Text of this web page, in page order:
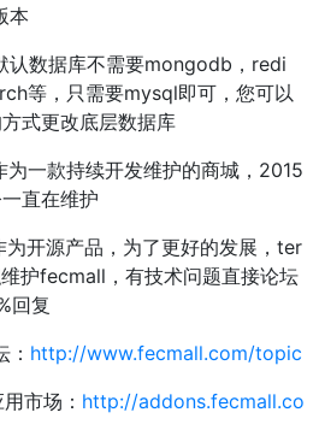
本
认数据库不需要mongodb，redi
等，只需要mysql即可，您可以
式更改底层数据库
一款持续开发维护的商城，2015
直在维护
开源产品，为了更好的发展，ter
护fecmall，有技术问题直接论坛
回复
http://www.fecmall.com/topic
市场： http://addons.fecmall.co